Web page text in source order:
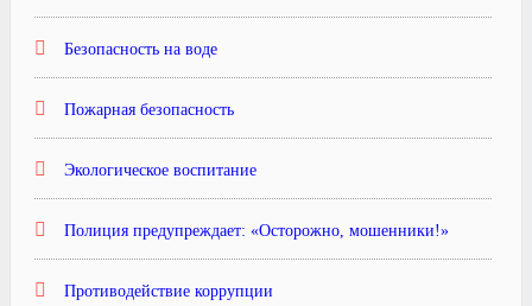
Безопасность на воде
Пожарная безопасность
Экологическое воспитание
Полиция предупреждает: «Осторожно, мошенники!»
Противодействие коррупции